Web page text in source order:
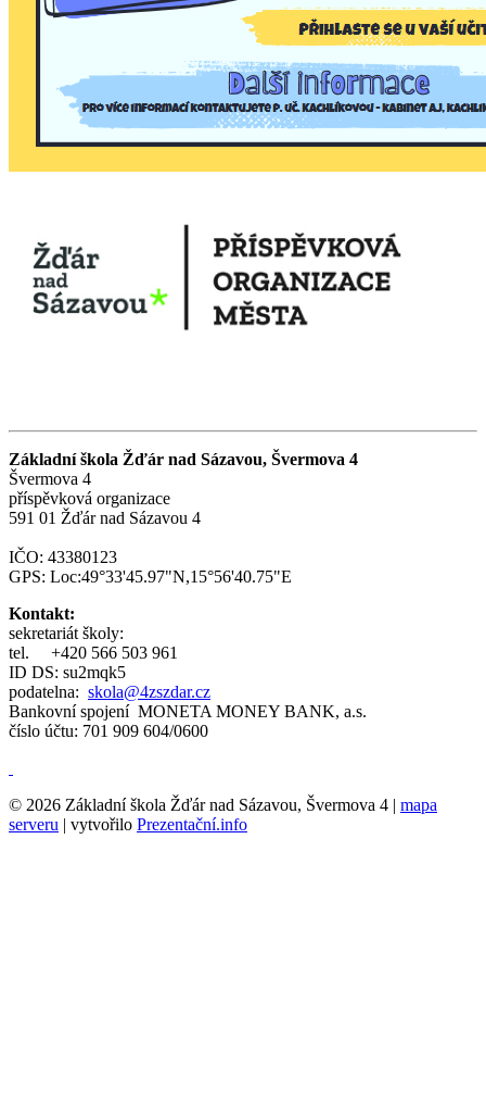
Základní škola Žďár nad Sázavou, Švermova 4
Švermova 4
příspěvková organizace
591 01 Žďár nad Sázavou 4
IČO: 43380123
GPS: Loc:49°33'45.97"N,15°56'40.75"E
Kontakt:
sekretariát školy:
tel.
+420 566 503 961
ID DS: su2mqk5
podatelna: skola@4zszdar.cz
Bankovní spojení MONETA MONEY BANK, a.s.
číslo účtu: 701 909 604/0600
© 2026 Základní škola Žďár nad Sázavou, Švermova 4 | mapa
serveru | vytvořilo Prezentační.info